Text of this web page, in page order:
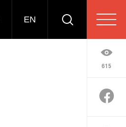
EN
615